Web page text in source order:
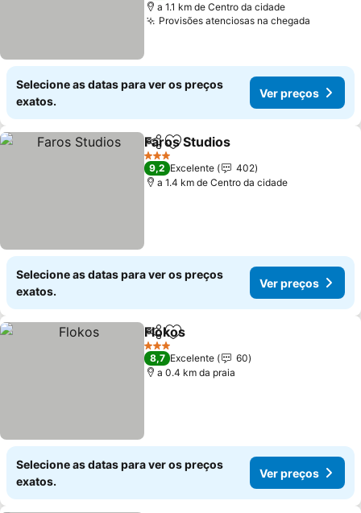
a 1.1 km de Centro da cidade
Provisões atenciosas na chegada
Selecione as datas para ver os preços
exatos.
Ver preços
PartilharAdicionar aos favoritos
Faros Studios
3 Estrelas
9,2 Excelente
402
a 1.4 km de Centro da cidade
Selecione as datas para ver os preços
exatos.
Ver preços
PartilharAdicionar aos favoritos
Flokos
3 Estrelas
8,7 Excelente
60
a 0.4 km da praia
Selecione as datas para ver os preços
exatos.
Ver preços